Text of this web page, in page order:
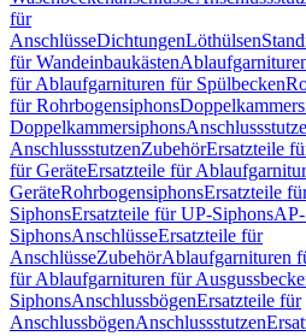
für
AnschlüsseDichtungenLöthülsen
für Wandeinbaukästen
für Ablaufgarnituren für Spülbecken
für Rohrbogensiphons
Doppelkammersiphons
AnschlussstutzenZubehörErsatzteile
für GeräteErsatzteile für
GeräteRohrbogensiphonsErsatzteile
SiphonsErsatzteile für UP-Siphons
SiphonsAnschlüsseErsatzteile für
AnschlüsseZubehörAblaufgarnituren
für Ablaufgarnituren für
SiphonsAnschlussbögenErsatzteile für
AnschlussbögenAnschlussstutzen